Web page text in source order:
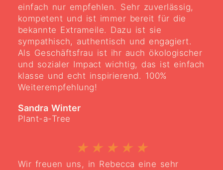
einfach nur empfehlen. Sehr zuverlässig,
kompetent und ist immer bereit für die
bekannte Extrameile. Dazu ist sie
sympathisch, authentisch und engagiert.
Als Geschäftsfrau ist ihr auch ökologischer
und sozialer Impact wichtig, das ist einfach
klasse und echt inspirierend. 100%
Weiterempfehlung!
Sandra Winter
Plant-a-Tree
★ ★ ★ ★ ★
Wir freuen uns, in Rebecca eine sehr